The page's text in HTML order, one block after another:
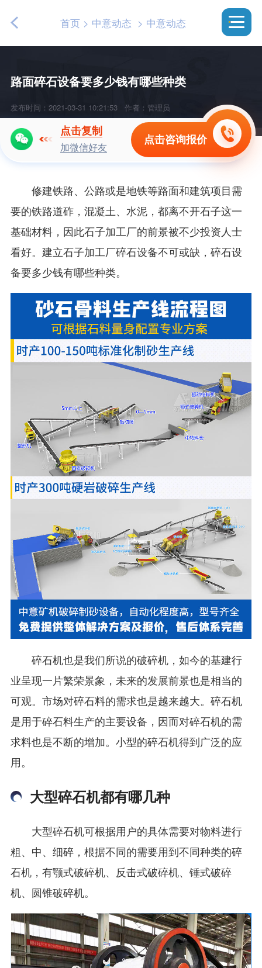
首页> 中意动态 > 中意动态
路面碎石设备要多少钱有哪些种类
发布时间：2021-03-31 10:21:53 作者：管理员
点击复制
加微信好友 点击咨询报价
修建铁路、公路或是地铁等路面和建筑项目需
要的铁路道砟，混凝土、水泥，都离不开石子这一
基础材料，因此石子加工厂的前景被不少投资人士
看好。建立石子加工厂碎石设备不可或缺，碎石设
备要多少钱有哪些种类。
碎石机也是我们所说的破碎机，如今的基建行
业呈现一片繁荣景象，未来的发展前景也是相当的
可观。市场对碎石料的需求也是越来越大。碎石机
是用于碎石料生产的主要设备，因而对碎石机的需
求料也是不断的增加。小型的碎石机得到广泛的应
用。
大型碎石机都有哪几种
大型碎石机可根据用户的具体需要对物料进行
粗、中、细碎，根据不同的需要用到不同种类的碎
石机，有颚式破碎机、反击式破碎机、锤式破碎
机、圆锥破碎机。